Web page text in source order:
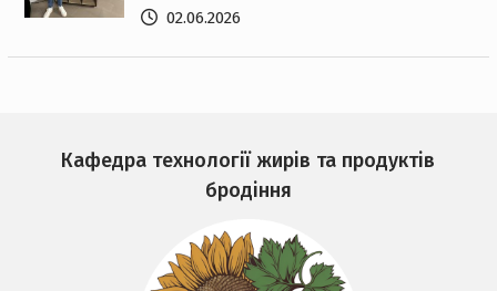
02.06.2026
Кафедра технології жирів та продуктів
бродіння